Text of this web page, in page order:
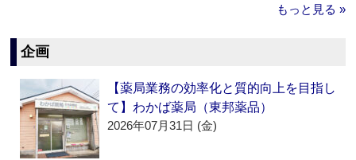
もっと見る »
企画
【薬局業務の効率化と質的向上を目指し
て】わかば薬局（東邦薬品）
2026年07月31日 (金)